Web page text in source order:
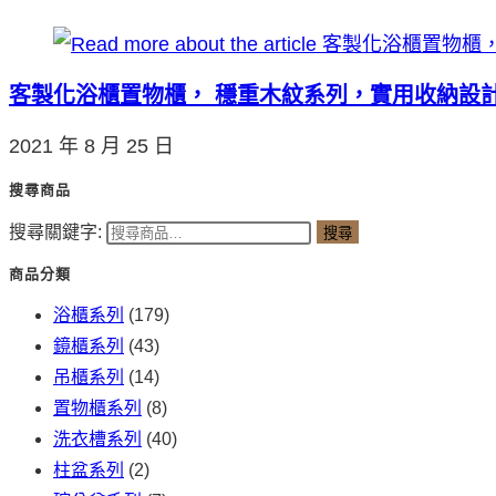
客製化浴櫃置物櫃， 穩重木紋系列，實用收納設
2021 年 8 月 25 日
搜尋商品
搜尋關鍵字: 搜尋
商品分類
浴櫃系列 (179)
鏡櫃系列 (43)
吊櫃系列 (14)
置物櫃系列 (8)
洗衣槽系列 (40)
柱盆系列 (2)